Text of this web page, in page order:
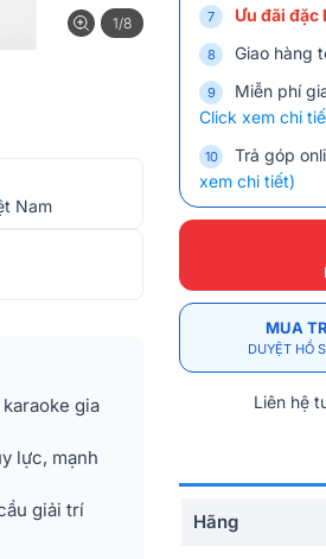
1/8
Nam
gia
lực, mạnh
giải trí
Ưu đãi đặc
Giao hàng
Miễn phí
Click xem chi
Trả góp
xem chi tiết)
MUA
DUYỆT HỒ
Liên hệ
Hãng